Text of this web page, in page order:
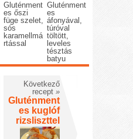
Gluténment
es őszi
füge szelet,
sós
karamellmá
rtással
Gluténment
es
áfonyával,
túróval
töltött,
leveles
tésztás
batyu
Következő
recept »
Gluténment
es kuglóf
rizsliszttel